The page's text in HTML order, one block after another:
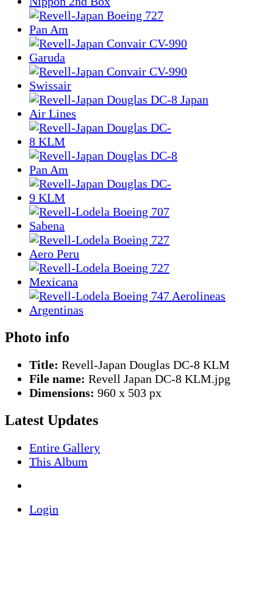
Photo info
Title: Revell-Japan Douglas DC-8 KLM
File name: Revell Japan DC-8 KLM.jpg
Dimensions: 960 x 503 px
Latest Updates
Entire Gallery
This Album
Login